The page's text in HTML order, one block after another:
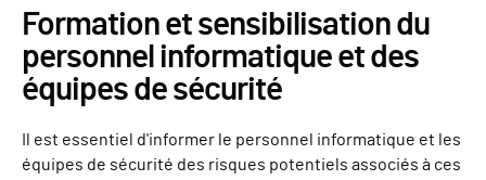
Formation et sensibilisation du
personnel informatique et des
équipes de sécurité
Il est essentiel d'informer le personnel informatique et les
équipes de sécurité des risques potentiels associés à ces